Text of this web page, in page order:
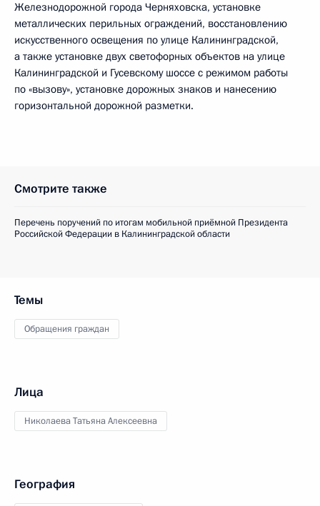
Железнодорожной города Черняховска, установке
металлических перильных ограждений, восстановлению
искусственного освещения по улице Калининградской,
а также установке двух светофорных объектов на улице
Калининградской и Гусевскому шоссе с режимом работы
по «вызову», установке дорожных знаков и нанесению
горизонтальной дорожной разметки.
Смотрите также
Перечень поручений по итогам мобильной приёмной Президента
Российской Федерации в Калининградской области
Темы
Обращения граждан
Лица
Николаева Татьяна Алексеевна
География